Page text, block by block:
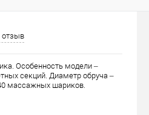
отзыв
Особенность модели –
секций. Диаметр обруча –
массажных шариков.